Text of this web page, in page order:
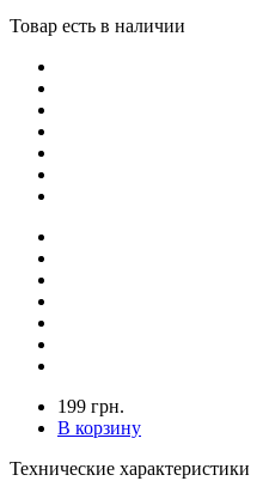
Товар есть в наличии
199 грн.
В корзину
Технические характеристики